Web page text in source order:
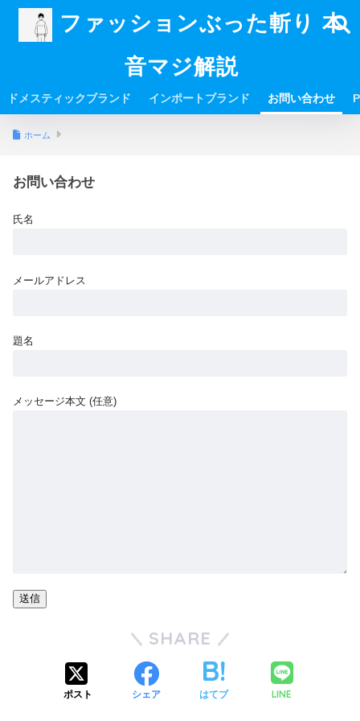
ファッションぶった斬り 本
音マジ解説
ドメスティックブランド インポートブランド お問い合わせ
ホーム
お問い合わせ
氏名
メールアドレス
題名
メッセージ本文 (任意)
SHARE
ポスト シェア はてブ LINE